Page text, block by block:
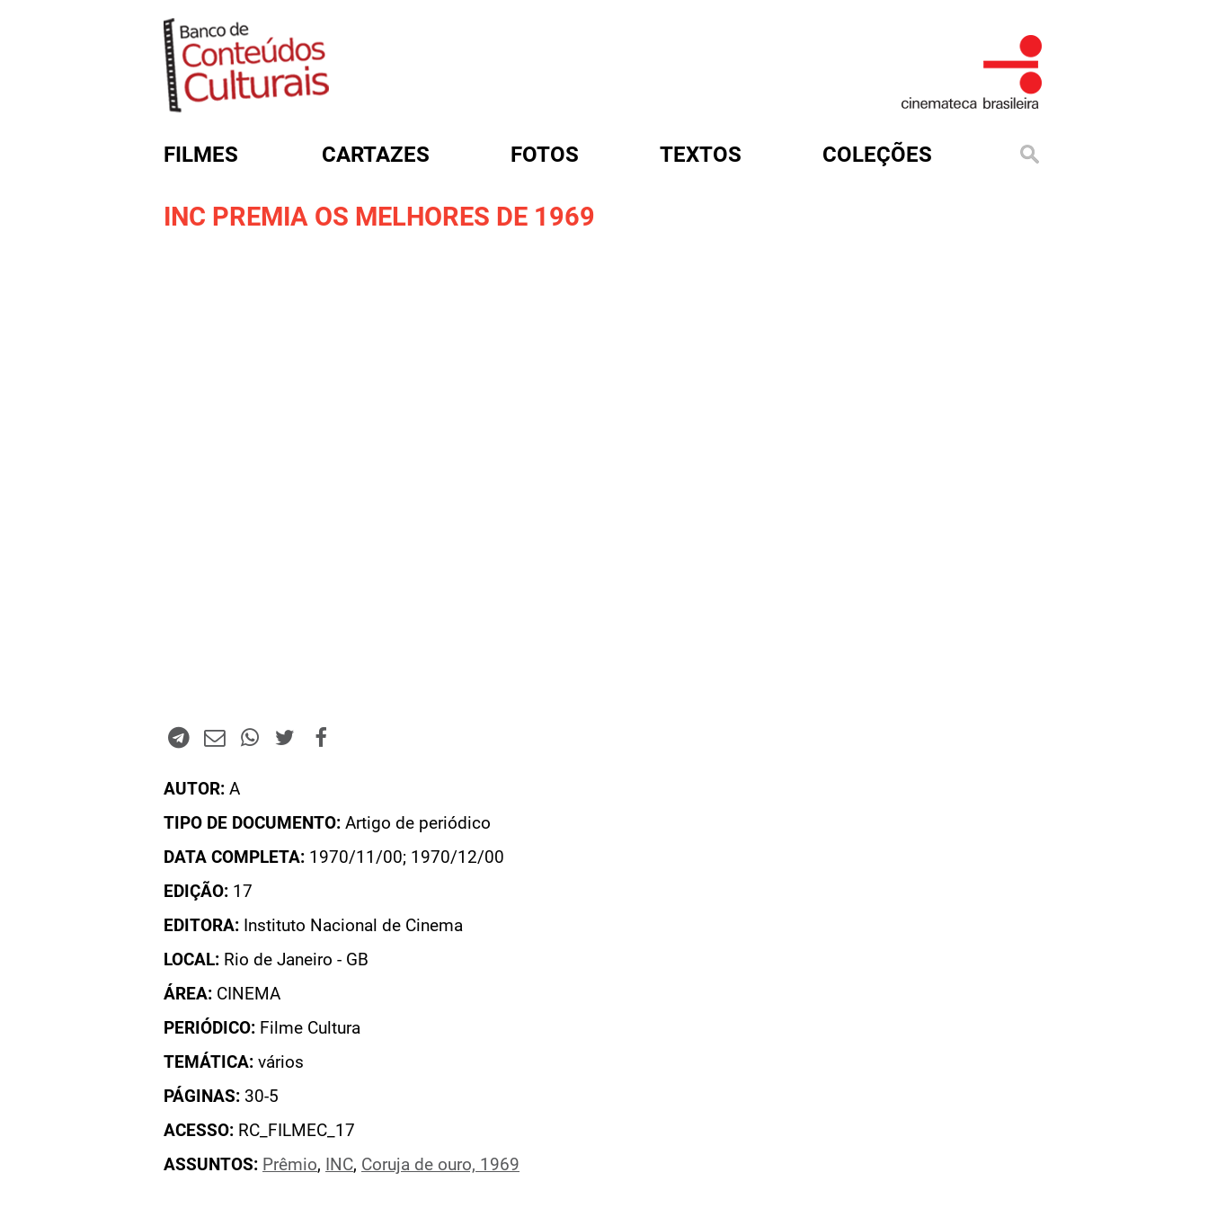
FILMES CARTAZES FOTOS TEXTOS COLEÇÕES
INC PREMIA OS MELHORES DE 1969
AUTOR: A
TIPO DE DOCUMENTO: Artigo de periódico
DATA COMPLETA: 1970/11/00; 1970/12/00
EDIÇÃO: 17
EDITORA: Instituto Nacional de Cinema
LOCAL: Rio de Janeiro - GB
ÁREA: CINEMA
PERIÓDICO: Filme Cultura
TEMÁTICA: vários
PÁGINAS: 30-5
ACESSO: RC_FILMEC_17
ASSUNTOS: Prêmio, INC, Coruja de ouro, 1969